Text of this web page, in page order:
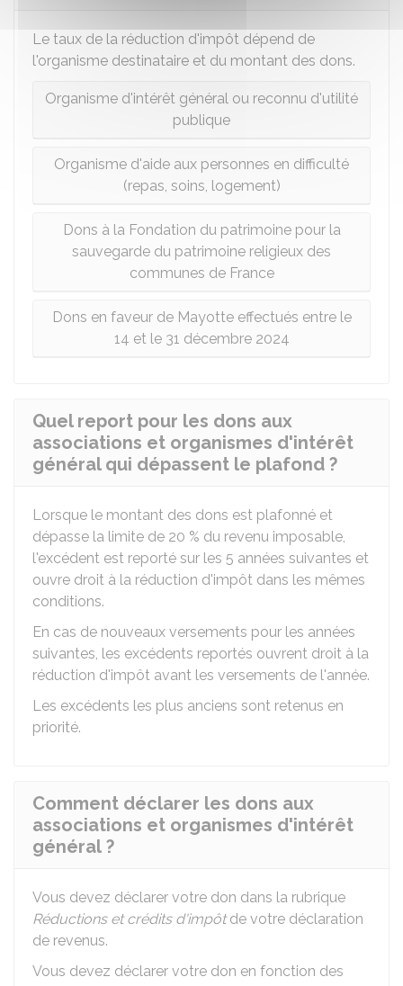
Le taux de la réduction d'impôt dépend de
l'organisme destinataire et du montant des dons.
Organisme d'intérêt général ou reconnu d'utilité
publique
Organisme d'aide aux personnes en difficulté
(repas, soins, logement)
Dons à la Fondation du patrimoine pour la
sauvegarde du patrimoine religieux des
communes de France
Dons en faveur de Mayotte effectués entre le
14 et le 31 décembre 2024
Quel report pour les dons aux
associations et organismes d'intérêt
général qui dépassent le plafond ?
Lorsque le montant des dons est plafonné et
dépasse la limite de 20 % du revenu imposable,
l'excédent est reporté sur les 5 années suivantes et
ouvre droit à la réduction d'impôt dans les mêmes
conditions.
En cas de nouveaux versements pour les années
suivantes, les excédents reportés ouvrent droit à la
réduction d'impôt avant les versements de l'année.
Les excédents les plus anciens sont retenus en
priorité.
Comment déclarer les dons aux
associations et organismes d'intérêt
général ?
Vous devez déclarer votre don dans la rubrique
Réductions et crédits d'impôtde votre déclaration
de revenus.
Vous devez déclarer votre don en fonction des